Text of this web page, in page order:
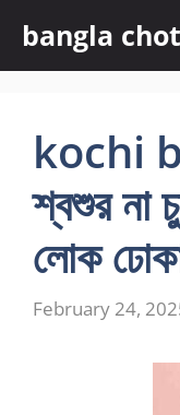
content
bangla
kochi
শ্বশুর না
লোক
February 24,